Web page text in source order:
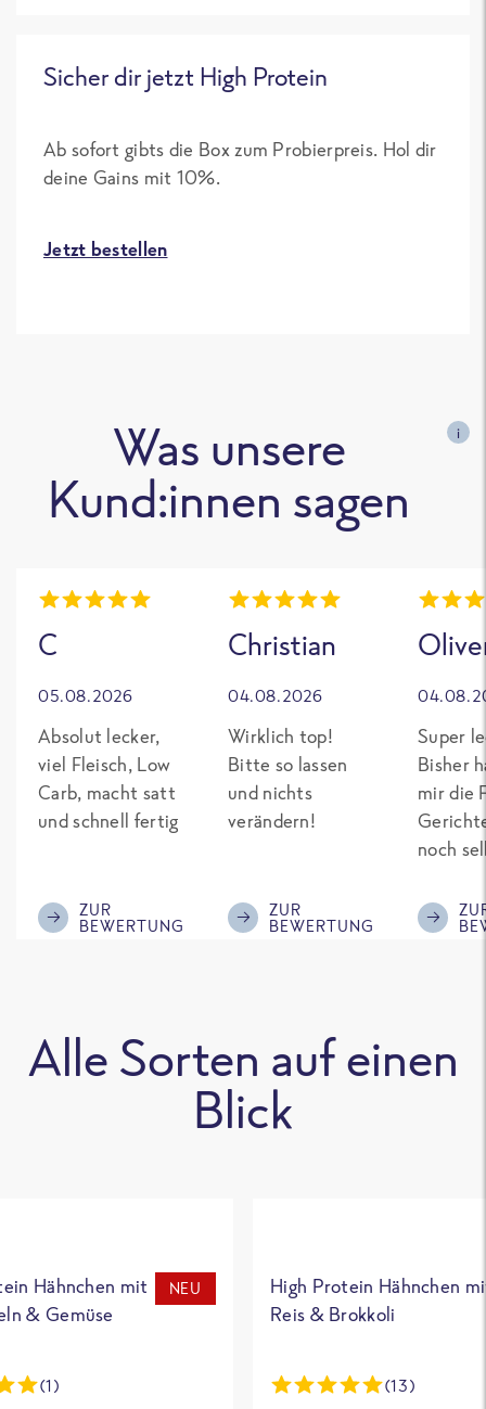
Sicher dir jetzt High Protein
Ab sofort gibts die Box zum Probierpreis. Hol dir
deine Gains mit 10%.
Jetzt bestellen
Was unsere
Kund:innen sagen
i
C
05.08.2026
Absolut lecker,
viel Fleisch, Low
Carb, macht satt
und schnell fertig
ZUR
BEWERTUNG
Christian
04.08.2026
Wirklich top!
Bitte so lassen
und nichts
verändern!
ZUR
BEWERTUNG
Super
Bisher
mir die
noch
Eiweiß.
was
Alle Sorten auf einen
Blick
Hähnchen mit
& Gemüse
NEU
(1)
High Protein Hähnchen
Reis & Brokkoli
(13)